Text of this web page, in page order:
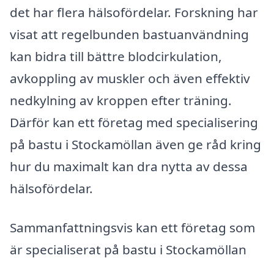
det har flera hälsofördelar. Forskning har
visat att regelbunden bastuanvändning
kan bidra till bättre blodcirkulation,
avkoppling av muskler och även effektiv
nedkylning av kroppen efter träning.
Därför kan ett företag med specialisering
på bastu i Stockamöllan även ge råd kring
hur du maximalt kan dra nytta av dessa
hälsofördelar.
Sammanfattningsvis kan ett företag som
är specialiserat på bastu i Stockamöllan